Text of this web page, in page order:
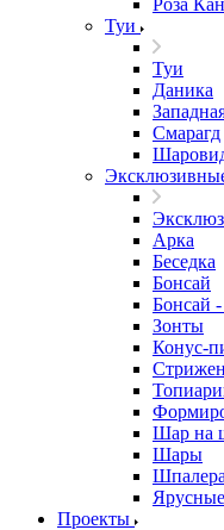
Роза
Туи
Туи
Даника
Смарагд
Арка
Беседка
Бонсай
Бонсай
Зонты
Конус-
Шар на
Шары
Шпалера
Проекты